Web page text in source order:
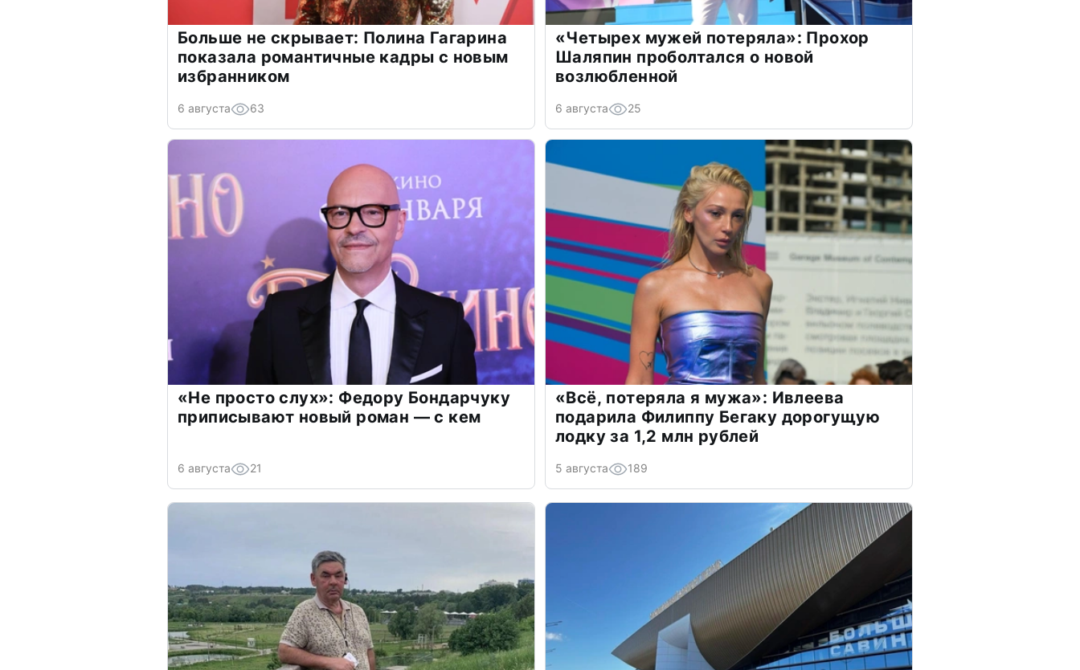
Больше не скрывает: Полина Гагарина
показала романтичные кадры с новым
избранником
6 августа 63
«Четырех мужей потеряла»: Прохор
Шаляпин проболтался о новой
возлюбленной
6 августа 25
«Не просто слух»: Федору Бондарчуку
приписывают новый роман — с кем
6 августа 21
«Всё, потеряла я мужа»: Ивлеева
подарила Филиппу Бегаку дорогущую
лодку за 1,2 млн рублей
5 августа 189